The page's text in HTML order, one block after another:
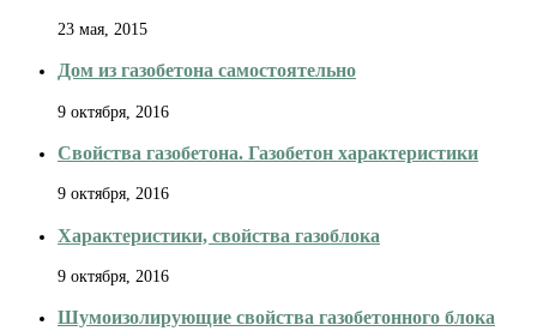
23 мая, 2015
Дом из газобетона самостоятельно
9 октября, 2016
Свойства газобетона. Газобетон характеристики
9 октября, 2016
Характеристики, свойства газоблока
9 октября, 2016
Шумоизолирующие свойства газобетонного блока